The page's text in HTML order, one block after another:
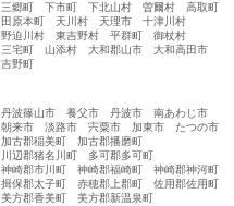
三郷町 下市町 下北山村 曽爾村
高取町
田原本町
天川村 天理市
十津川村
野迫川村
東吉野村 平群町
御杖村
三宅町
山添村 大和郡山市
大和高田市
吉野町
丹波篠山市 養父市 丹波市
南あわじ市
朝来市
淡路市 宍粟市 加東市
たつの市
加古郡稲美町
加古郡播磨町
川辺郡猪名川町
多可郡多可町
神崎郡市川町
神崎郡福崎町
神崎郡神河町
揖保郡太子町
赤穂郡上郡町
佐用郡佐用町
美方郡香美町
美方郡新温泉町